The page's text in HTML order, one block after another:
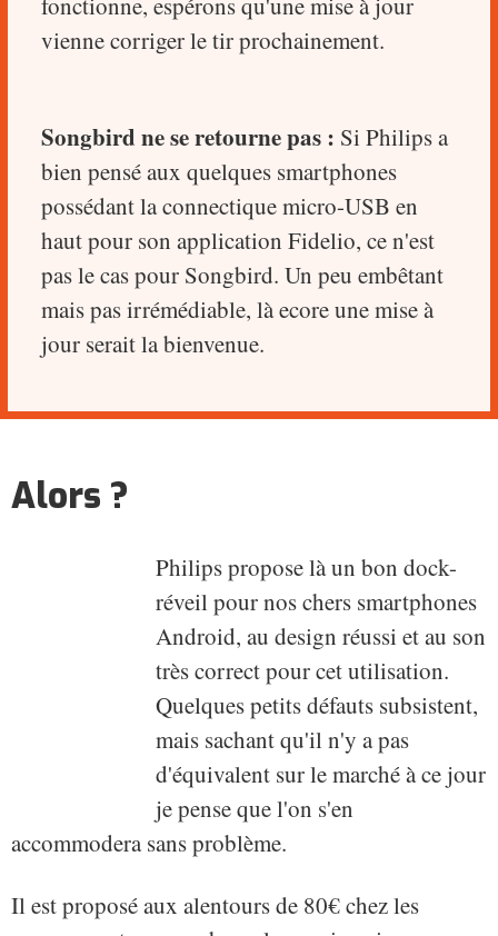
vienne corriger le tir prochainement.
Songbird ne se retourne pas : Si Philips a
bien pensé aux quelques smartphones
possédant la connectique micro-USB en
haut pour son application Fidelio, ce n'est
pas le cas pour Songbird. Un peu embêtant
mais pas irrémédiable, là ecore une mise à
jour serait la bienvenue.
Alors ?
Philips propose là un bon dock-
réveil pour nos chers smartphones
Android, au design réussi et au son
très correct pour cet utilisation.
Quelques petits défauts subsistent,
mais sachant qu'il n'y a pas
d'équivalent sur le marché à ce jour
je pense que l'on s'en
accommodera sans problème.
Il est proposé aux alentours de 80€ chez les